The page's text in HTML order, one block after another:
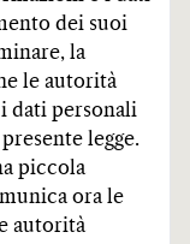
dei suoi
la
le autorità
dati personali
legge.
piccola
ora le
autorità